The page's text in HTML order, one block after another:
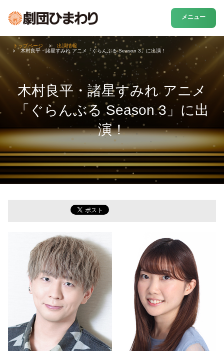
メニュー
木村良平・諸星すみれ アニメ
「ぐらんぶる Season 3」に出
演！
トップページ
出演情報
木村良平・諸星すみれ アニメ「ぐらんぶる Season 3」に出演！